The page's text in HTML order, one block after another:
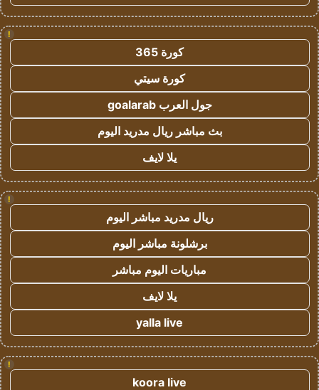
!
كورة 365
كورة سيتي
جول العرب goalarab
بث مباشر ريال مدريد اليوم
يلا لايف
!
ريال مدريد مباشر اليوم
برشلونة مباشر اليوم
مباريات اليوم مباشر
يلا لايف
yalla live
!
koora live